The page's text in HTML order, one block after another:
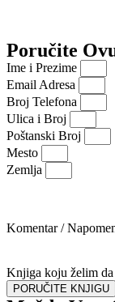
Poručite
Ime i Prezime
Email Adresa
Broj Telefona
Ulica i Broj
Poštanski Broj
Mesto
Zemlja
Komentar /
Knjiga koju želim
PORUČITE KNJIGU